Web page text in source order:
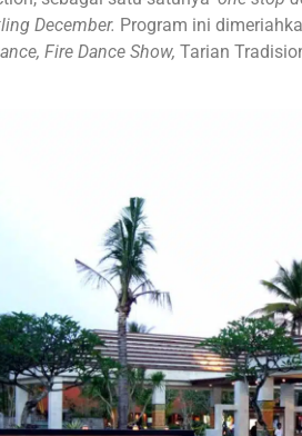
December. Program ini
Fire Dance Show, Tarian